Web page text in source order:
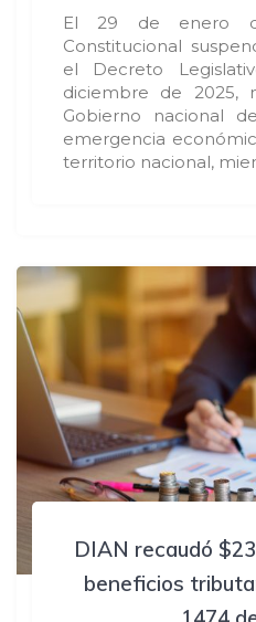
El 29 de enero
Constitucional
el Decreto
diciembre de 2025,
Gobierno nacional
emergencia
territorio nacional,
DIAN recaudó
beneficios